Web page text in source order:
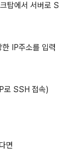
탑에서 서버로 S
IP주소를 입력
로 SSH 접속)
면